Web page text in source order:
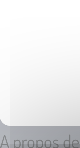
A propos de